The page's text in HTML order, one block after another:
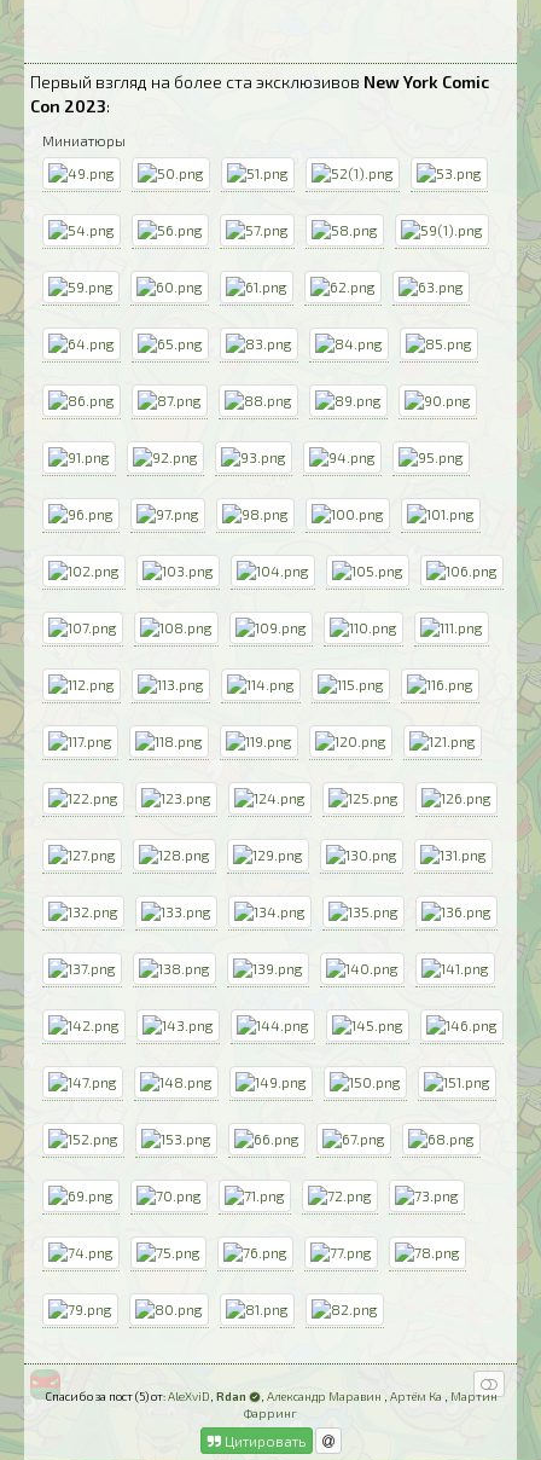
Первый взгляд на более ста эксклюзивов New York Comic
Con 2023:
Миниатюры
Спасибо за пост (5) от: AleXviD Rdan , Александр Маравин Артём Ка
Мартин
Фарринг
Цитировать